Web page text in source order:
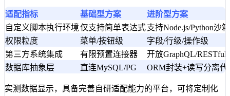
适配指标 基础型方案
进阶型方案
自定义脚本执行环境仅支持简单表达式支持Node.js/Python沙箱
权限粒度
菜单/按钮级
字段/行级/操作级
第三方系统集成
有限预置连接器
开放GraphQL/RESTful
数据库抽象层
直连MySQL/PG ORM封装+读写分离代
实测数据显示，具备完善自研适配能力的平台，可将定制化